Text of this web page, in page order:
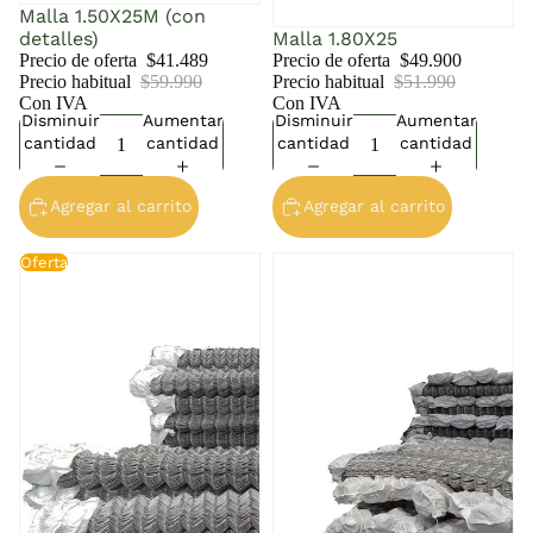
Malla 1.50X25M (con
detalles)
Precio de oferta $41.489
Precio habitual $59.990
Con IVA
Disminuir
cantidad
Aumentar
cantidad
Agregar al carrito
Malla 1.80X25
Precio de oferta $49.900
Precio habitual $51.990
Con IVA
Disminuir
cantidad
Aumentar
cantidad
Agregar al carrito
Malla Bizcocho 1,20 x 25 m
Oferta